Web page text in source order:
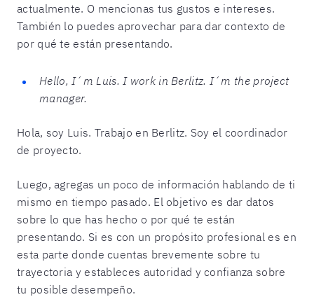
actualmente. O mencionas tus gustos e intereses.
También lo puedes aprovechar para dar contexto de
por qué te están presentando.
Hello, I´m Luis. I work in Berlitz. I´m the project
manager.
Hola, soy Luis. Trabajo en Berlitz. Soy el coordinador
de proyecto.
Luego, agregas un poco de información hablando de ti
mismo en tiempo pasado. El objetivo es dar datos
sobre lo que has hecho o por qué te están
presentando. Si es con un propósito profesional es en
esta parte donde cuentas brevemente sobre tu
trayectoria y estableces autoridad y confianza sobre
tu posible desempeño.